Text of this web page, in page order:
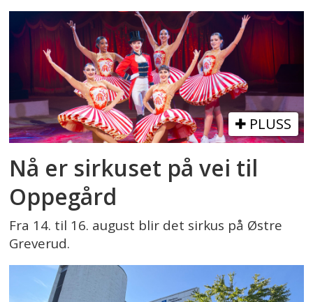
PLUSS
Nå er sirkuset på vei til
Oppegård
Fra 14. til 16. august blir det sirkus på Østre
Greverud.